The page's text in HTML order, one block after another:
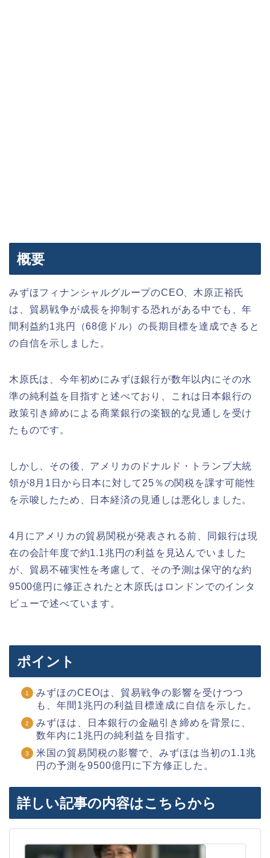
概要
みずほフィナンシャルグループのCEO、木原正裕氏
は、貿易戦争が成長を抑制する恐れがある中でも、年
間利益約1兆円（68億ドル）の長期目標を達成できると
の自信を示しました。
木原氏は、今年初めにみずほ銀行が数年以内にその水
準の純利益を目指すと述べており、これは日本銀行の
政策引き締めによる商業銀行の楽観的な見通しを受け
たものです。
しかし、その後、アメリカのドナルド・トランプ大統
領が8月1日から日本に対して25％の関税を課す可能性
を示唆したため、日本経済の見通しは悪化しました。
4月にアメリカの貿易関税が発表される前、同銀行は現
在の会計年度で約1.1兆円の利益を見込んでいました
が、貿易不確実性を考慮して、その予測は保守的な約
9500億円に修正されたと木原氏はロンドンでのインタ
ビューで述べています。
ポイント
みずほのCEOは、貿易戦争の影響を受けつつ
も、年間1兆円の利益目標達成に自信を示した。
みずほは、日本銀行の金融引き締めを背景に、
数年内に1兆円の純利益を目指す。
米国の貿易関税の影響で、みずほは当初の1.1兆
円の予測を9500億円に下方修正した。
詳しい記事の内容はこちらから